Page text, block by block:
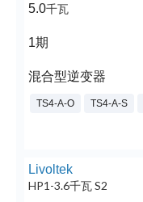
5.0千瓦
1期
混合型逆变器
TS4-A-O TS4-A-S
Livoltek
HP1-3.6千瓦 S2